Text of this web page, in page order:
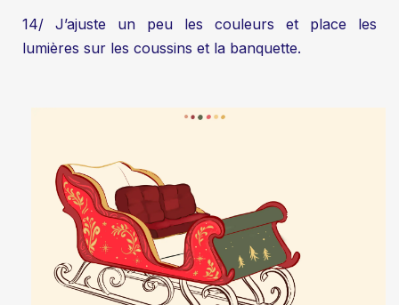
14/ J’ajuste un peu les couleurs et place les
lumières sur les coussins et la banquette.